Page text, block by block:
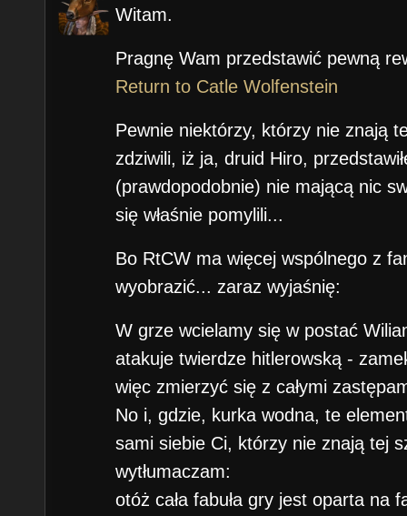
Witam.
Pragnę Wam przedstawić pewną
Return to Catle Wolfenstein
Pewnie niektórzy, którzy nie znają
zdziwili, iż ja, druid Hiro,
(prawdopodobnie) nie mającą nic
się właśnie pomylili...
Bo RtCW ma więcej wspólnego z
wyobrazić... zaraz wyjaśnię:
W grze wcielamy się w postać
atakuje twierdze hitlerowską -
więc zmierzyć się z całymi
No i, gdzie, kurka wodna, te
sami siebie Ci, którzy nie znają tej
wytłumaczam:
otóż cała fabuła gry jest oparta na